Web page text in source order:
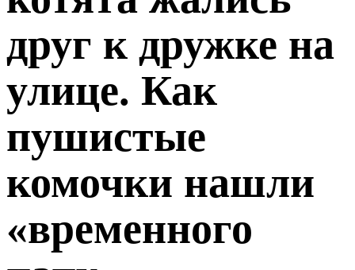
друг к дружке на
улице. Как
пушистые
комочки нашли
«временного